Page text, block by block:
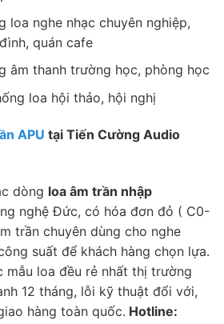
loa nghe nhạc chuyên nghiệp,
quán cafe
âm thanh trường học, phòng học
loa hội thảo, hội nghị
APU tại Tiến Cường Audio
dòng loa âm trần nhập
nghệ Đức, có hóa đơn đỏ ( C0-
trần chuyên dùng cho nghe
suất để khách hàng chọn lựa.
mẫu loa đều rẻ nhất thị trường
12 tháng, lỗi kỹ thuật đổi với,
hàng toàn quốc. Hotline: